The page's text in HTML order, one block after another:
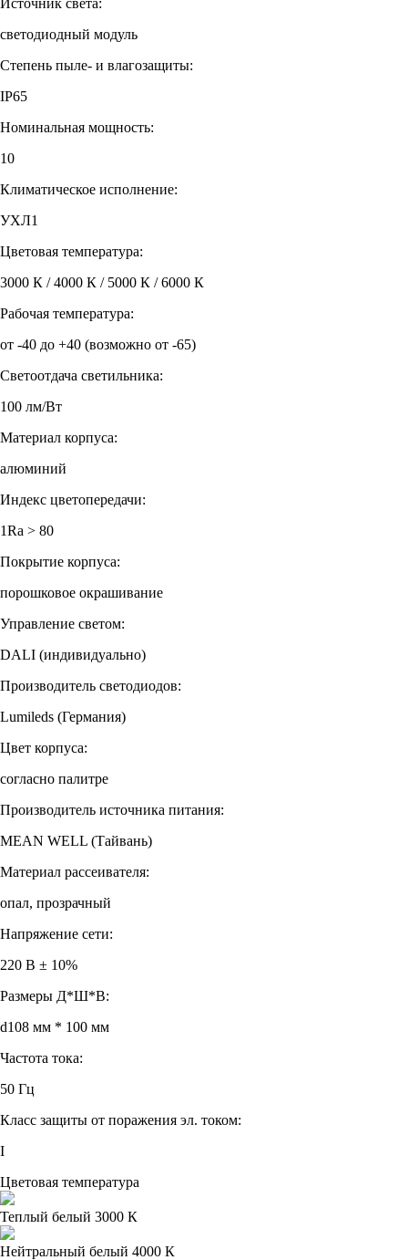
светодиодный модуль
Степень пыле- и влагозащиты:
IP65
Номинальная мощность:
10
Климатическое исполнение:
УХЛ1
Цветовая температура:
3000 К / 4000 К / 5000 К / 6000 К
Рабочая температура:
от -40 до +40 (возможно от -65)
Светоотдача светильника:
100 лм/Вт
Материал корпуса:
алюминий
Индекс цветопередачи:
1Ra > 80
Покрытие корпуса:
порошковое окрашивание
Управление светом:
DALI (индивидуально)
Производитель светодиодов:
Lumileds (Германия)
Цвет корпуса:
согласно палитре
Производитель источника питания:
MEAN WELL (Тайвань)
Материал рассеивателя:
опал, прозрачный
Напряжение сети:
220 В ± 10%
Размеры Д*Ш*В:
d108 мм * 100 мм
Частота тока:
50 Гц
Класс защиты от поражения эл. током:
I
Цветовая температура
Теплый белый 3000 К
Нейтральный белый 4000 К